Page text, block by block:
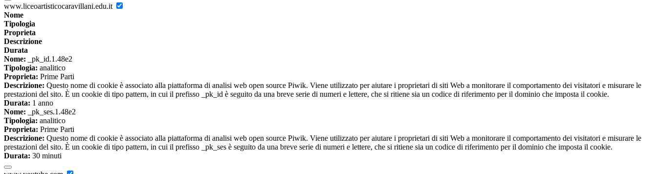
www.liceoartisticocaravillani.edu.it
Nome
Tipologia
Proprieta
Descrizione
Durata
Nome: _pk_id.1.48e2
Tipologia: analitico
Proprieta: Prime Parti
Descrizione: Questo nome di cookie è associato alla piattaforma di analisi web open source Piwik. Viene utilizzato per aiutare i proprietari di siti Web a monitorare il comportamento dei visitatori e misurare le
prestazioni del sito. È un cookie di tipo pattern, in cui il prefisso _pk_id è seguito da una breve serie di numeri e lettere, che si ritiene sia un codice di riferimento per il dominio che imposta il cookie.
Durata: 1 anno
Nome: _pk_ses.1.48e2
Tipologia: analitico
Proprieta: Prime Parti
Descrizione: Questo nome di cookie è associato alla piattaforma di analisi web open source Piwik. Viene utilizzato per aiutare i proprietari di siti Web a monitorare il comportamento dei visitatori e misurare le
prestazioni del sito. È un cookie di tipo pattern, in cui il prefisso _pk_ses è seguito da una breve serie di numeri e lettere, che si ritiene sia un codice di riferimento per il dominio che imposta il cookie.
Durata: 30 minuti